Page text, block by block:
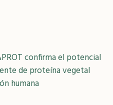
confirma el potencial
de proteína vegetal
humana